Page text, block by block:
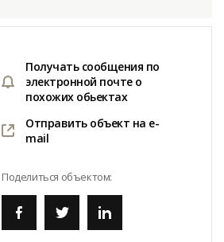
Получать сообщения по
электронной почте о
похожих обьектах
Отправить объект на e-
mail
Поделиться объектом: